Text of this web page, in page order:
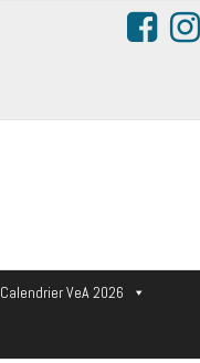
Calendrier VeA 2026